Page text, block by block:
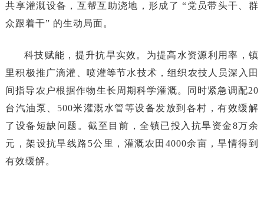
共享灌溉设备，互帮互助浇地，形成了 “党员带头干、群
众跟着干” 的生动局面。
科技赋能，提升抗旱实效。为提高水资源利用率，镇
里积极推广滴灌、喷灌等节水技术，组织农技人员深入田
间指导农户根据作物生长周期科学灌溉。同时紧急调配20
台汽油泵、500米灌溉水管等设备发放到各村，有效缓解
了设备短缺问题。截至目前，全镇已投入抗旱资金8万余
元，架设抗旱线路5公里，灌溉农田4000余亩，旱情得到
有效缓解。